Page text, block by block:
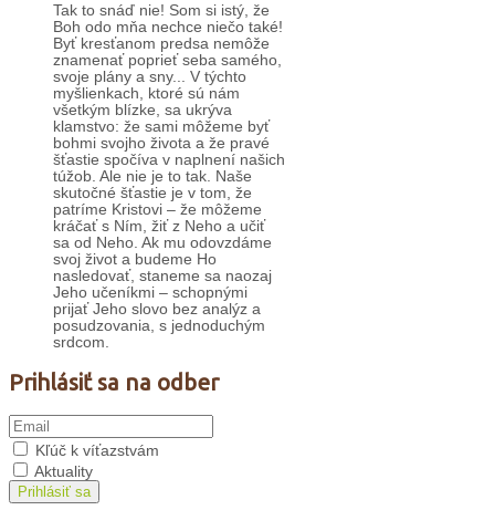
Tak to snáď nie! Som si istý, že
Boh odo mňa nechce niečo také!
Byť kresťanom predsa nemôže
znamenať poprieť seba samého,
svoje plány a sny... V týchto
myšlienkach, ktoré sú nám
všetkým blízke, sa ukrýva
klamstvo: že sami môžeme byť
bohmi svojho života a že pravé
šťastie spočíva v naplnení našich
túžob. Ale nie je to tak. Naše
skutočné šťastie je v tom, že
patríme Kristovi – že môžeme
kráčať s Ním, žiť z Neho a učiť
sa od Neho. Ak mu odovzdáme
svoj život a budeme Ho
nasledovať, staneme sa naozaj
Jeho učeníkmi – schopnými
prijať Jeho slovo bez analýz a
posudzovania, s jednoduchým
srdcom.
Prihlásiť sa na odber
Kľúč k víťazstvám
Aktuality
Prihlásiť sa